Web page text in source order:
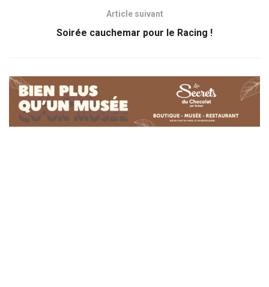
Article suivant
Soirée cauchemar pour le Racing !